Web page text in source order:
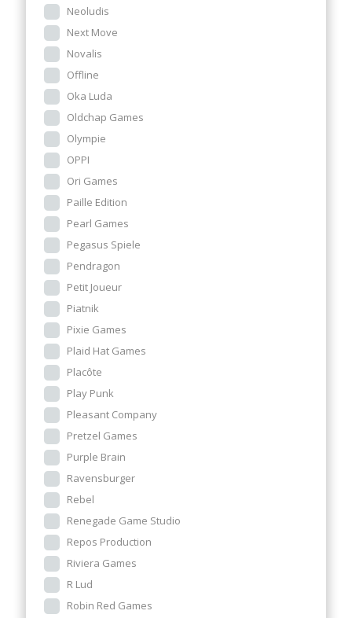
Neoludis
Next Move
Novalis
Offline
Oka Luda
Oldchap Games
Olympie
OPPI
Ori Games
Paille Edition
Pearl Games
Pegasus Spiele
Pendragon
Petit Joueur
Piatnik
Pixie Games
Plaid Hat Games
Placôte
Play Punk
Pleasant Company
Pretzel Games
Purple Brain
Ravensburger
Rebel
Renegade Game Studio
Repos Production
Riviera Games
R Lud
Robin Red Games